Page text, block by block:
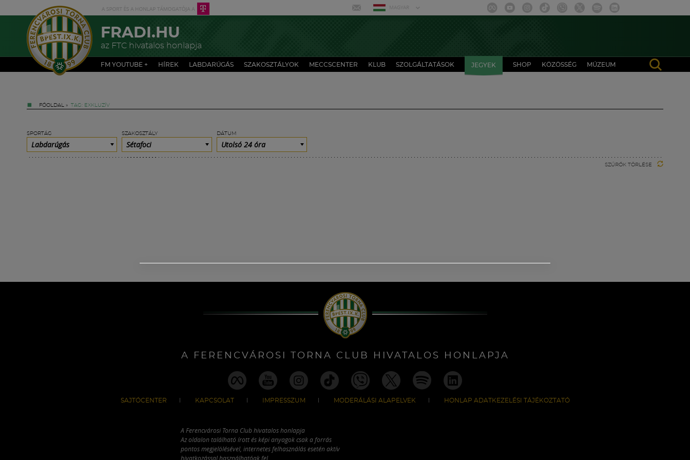
MAGYAR
FRADI.HU
az FTC hivatalos honlapja
FM YOUTUBE + HÍREK LABDARÚGÁS SZAKOSZTÁLYOK MECCSCENTER KLUB SZOLGÁLTATÁSOK JEGYEK SHOP KÖZÖSSÉG MÚZEUM
FŐOLDAL » TAG: EXKLUZÍV
SPORTÁG
Labdarúgás
SZAKOSZTÁLY
Sétafoci
DÁTUM
Utolsó 24 óra
SZŰRŐK TÖRLÉSE
A FERENCVÁROSI TORNA CLUB HIVATALOS HONLAPJA
SAJTÓCENTER KAPCSOLAT IMPRESSZUM MODERÁLÁSI ALAPELVEK HONLAP ADATKEZELÉSI TÁJÉKOZTATÓ
A Ferencvárosi Torna Club hivatalos honlapja
Az oldalon található írott és képi anyagok csak a forrás
pontos megjelölésével, internetes felhasználás esetén aktív
hivatkozással használhatóak fel.